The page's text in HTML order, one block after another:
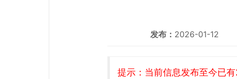
发布： 2026-01-12
提示：当前信息发布至今已